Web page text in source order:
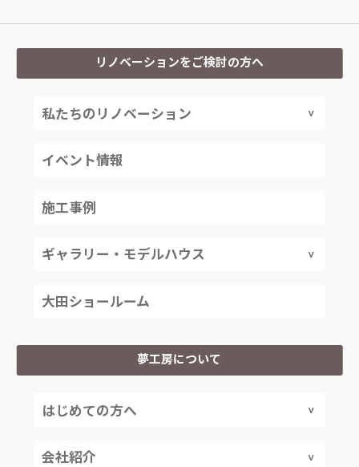
リノベーションをご検討の方へ
私たちのリノベーション
イベント情報
施工事例
ギャラリー・モデルハウス
大田ショールーム
夢工房について
はじめての方へ
会社紹介